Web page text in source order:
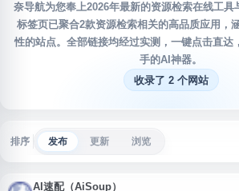
奈导航为您奉上2026年最新的资源检索在线工具
标签页已聚合2款资源检索相关的高品质应用，
性的站点。全部链接均经过实测，一键点击直达
手的AI神器。
收录了 2 个网站
排序 发布 更新 浏览
AI速配（AiSoup）